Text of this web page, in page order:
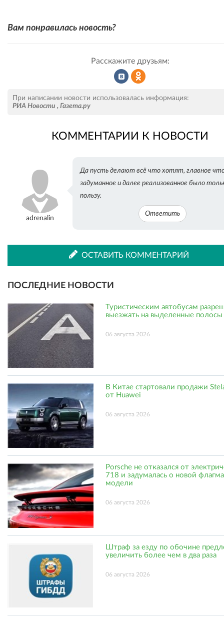
Вам понравилась новость?
Расскажите друзьям:
во
ВКонтакте
Одноклассниках
При написании новости использовалась информация:
РИА Новости , Газета.ру
КОММЕНТАРИИ К НОВОСТИ
adrenalin
Да пусть делают всё что хотят, главное
задуманное и далее реализованное было
пользу.
Ответить
ОСТАВИТЬ КОММЕНТАРИЙ
ПОСЛЕДНИЕ НОВОСТИ
Туристическим автобусам
выезжать на выделенные полосы
06 августа 2026
В Китае стартовали продажи
от Huawei
06 августа 2026
Porsche не отказался от
718 и задумалась о новой
модели
06 августа 2026
Штраф за езду по обочине
увеличить более чем в два раза
06 августа 2026